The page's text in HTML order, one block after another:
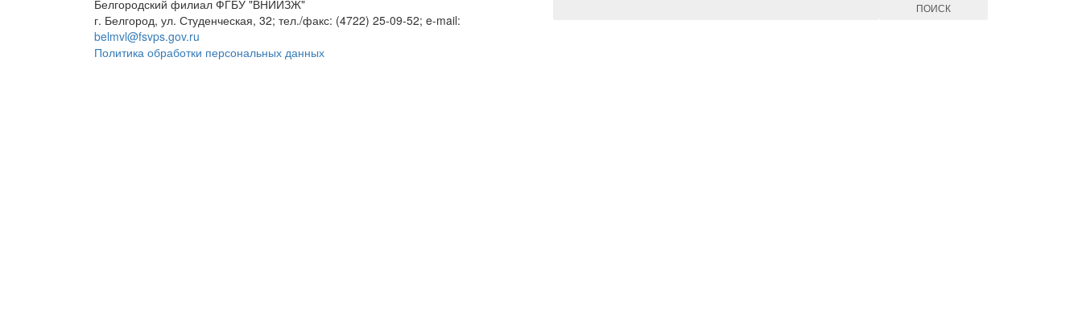
Белгородский филиал ФГБУ "ВНИИЗЖ"
г. Белгород, ул. Студенческая, 32; тел./факс: (4722) 25-09-52; e-mail:
belmvl@fsvps.gov.ru
Политика обработки персональных данных